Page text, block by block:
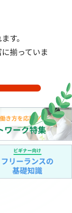
す。
揃っていま